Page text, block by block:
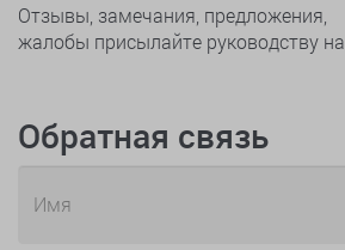
Отзывы, замечания, предложения,
жалобы присылайте руководству на
Обратная связь